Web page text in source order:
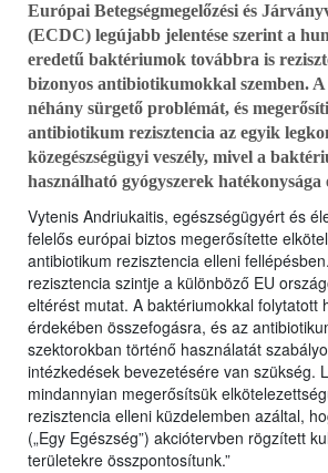
Európai Betegségmegelőzési és
(ECDC) legújabb jelentése szerint a
eredetű baktériumok továbbra is
bizonyos antibiotikumokkal szemben. A
néhány sürgető problémát, és
antibiotikum rezisztencia az egyik
közegészségügyi veszély, mivel a
használható gyógyszerek hatékonysága
Vytenis Andriukaitis, egészségügyért és
felelős európai biztos megerősítette
antibiotikum rezisztencia elleni
rezisztencia szintje a különböző EU
eltérést mutat. A baktériumokkal folytatott
érdekében összefogásra, és az
szektorokban történő használatát
intézkedések bevezetésére van szükség.
mindannyian megerősítsük
rezisztencia elleni küzdelemben azáltal,
(„Egy Egészség”) akciótervben rögzített
területekre összpontosítunk.”